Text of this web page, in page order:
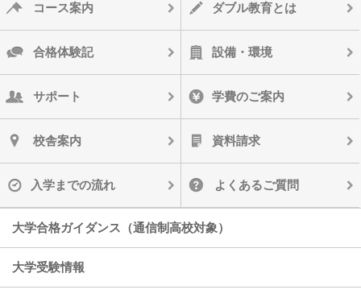
コース案内 ダブル教育とは
合格体験記 設備・環境
サポート 学費のご案内
校舎案内 資料請求
入学までの流れ よくあるご質問
大学合格ガイダンス（通信制高校対象）
大学受験情報